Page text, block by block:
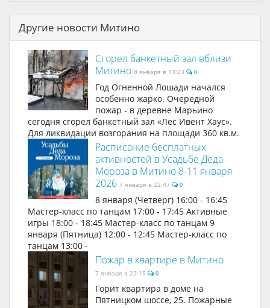
Другие новости Митино
Сгорел банкетный зал вблизи
Митино 8 января в 13:23 0
Год Огненной Лошади начался
особенно жарко. Очередной
пожар - в деревне Марьино
сегодня сгорел банкетный зал «Лес Ивент Хаус».
Для ликвидации возгорания на площади 360 кв.м.
Расписание бесплатных
активностей в Усадьбе Деда
Мороза в Митино 8-11 января
2026 7 января в 22:47 0
8 января (Четверг) 16:00 - 16:45
Мастер-класс по танцам 17:00 - 17:45 Активные
игры 18:00 - 18:45 Мастер-класс по танцам 9
января (Пятница) 12:00 - 12:45 Мастер-класс по
танцам 13:00 -
Пожар в квартире в Митино
7 января в 22:15 0
Горит квартира в доме на
Пятницком шоссе, 25. Пожарные